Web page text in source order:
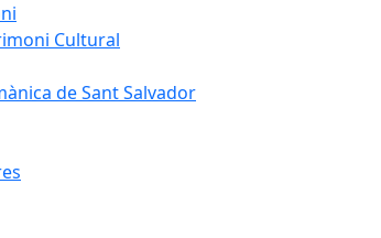
Cultural
de Sant Salvador